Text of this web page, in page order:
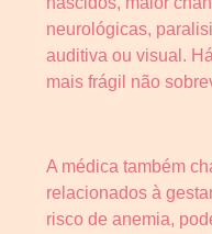
neurológicas,
auditiva ou visual.
mais frágil não
A médica também
relacionados à
risco de anemia,